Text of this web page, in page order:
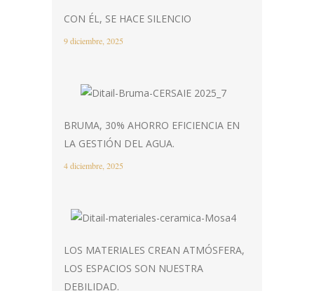
CON ÉL, SE HACE SILENCIO
9 diciembre, 2025
BRUMA, 30% AHORRO EFICIENCIA EN
LA GESTIÓN DEL AGUA.
4 diciembre, 2025
LOS MATERIALES CREAN ATMÓSFERA,
LOS ESPACIOS SON NUESTRA
DEBILIDAD.